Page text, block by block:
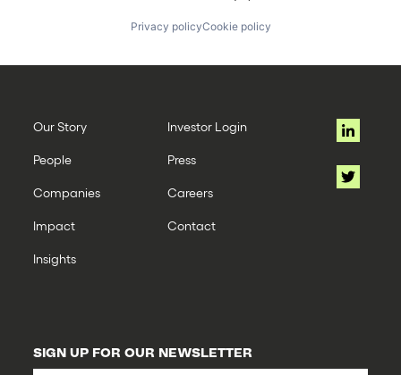
Privacy policyCookie policy
Our Story
People
Companies
Impact
Insights
Investor Login
Press
Careers
Contact
SIGN UP FOR OUR NEWSLETTER